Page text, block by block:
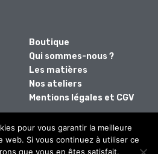
Boutique
Qui sommes-nous ?
Les matières
Nos ateliers
Mentions légales et CGV
pour vous garantir la meilleure
web. Si vous continuez à utiliser ce
que vous en êtes satisfait.